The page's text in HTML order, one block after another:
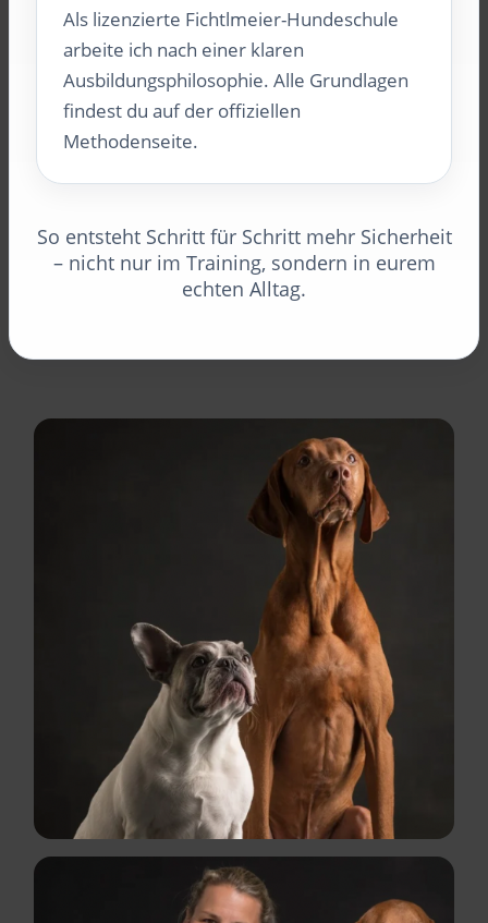
Als lizenzierte Fichtlmeier-Hundeschule
arbeite ich nach einer klaren
Ausbildungsphilosophie. Alle Grundlagen
findest du auf der offiziellen
Methodenseite.
So entsteht Schritt für Schritt mehr Sicherheit
– nicht nur im Training, sondern in eurem
echten Alltag.